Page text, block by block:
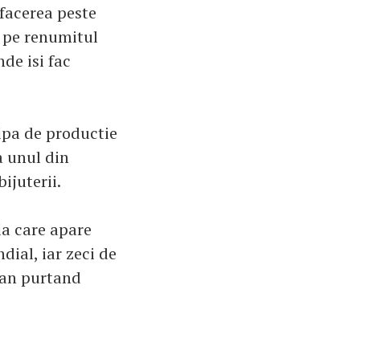
peste
pe renumitul
isi fac
de productie
unul din
care apare
iar zeci de
purtand